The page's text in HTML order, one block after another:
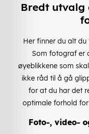
Bredt utvalg
Her finner du alt
Som fotograf er
øyeblikkene som
ikke råd til å gå
for at du har det
optimale forhold
Foto-, video-